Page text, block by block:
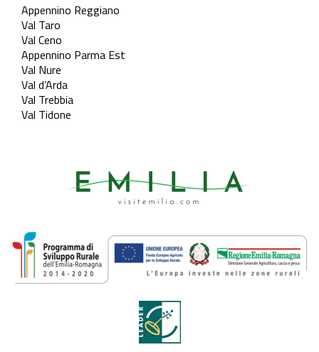
Appennino Reggiano
Val Taro
Val Ceno
Appennino Parma Est
Val Nure
Val d’Arda
Val Trebbia
Val Tidone